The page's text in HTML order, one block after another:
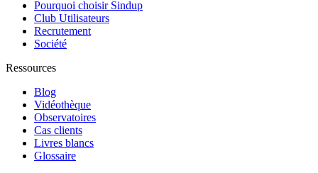
Pourquoi choisir Sindup
Club Utilisateurs
Recrutement
Société
Ressources
Blog
Vidéothèque
Observatoires
Cas clients
Livres blancs
Glossaire